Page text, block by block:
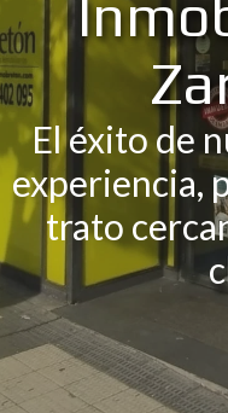
El éxito de
experiencia,
trato